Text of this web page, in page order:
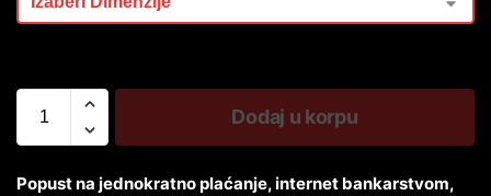
Dodaj u korpu
Popust na jednokratno plaćanje, internet bankarstvom,